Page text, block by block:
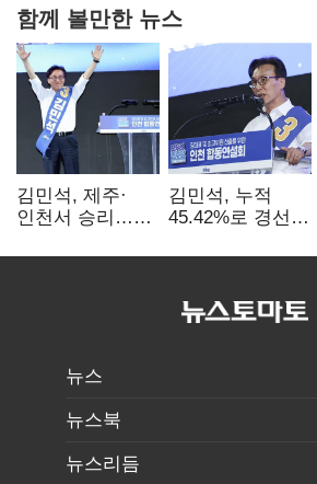
함께 볼만한 뉴스
김민석, 제주·
인천서 승리…
탈환'(종합)
김민석, 누적
45.42%로 경선
격차
뉴스
뉴스북
뉴스리듬